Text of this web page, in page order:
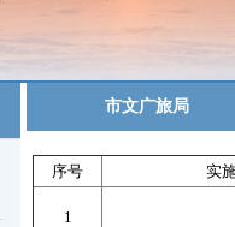
市文广旅局
序号 实
1